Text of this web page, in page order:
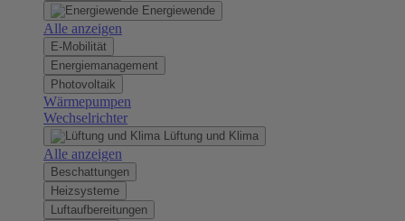
Energiewende
Alle anzeigen
E-Mobilität
Energiemanagement
Photovoltaik
Wärmepumpen
Wechselrichter
Lüftung und Klima
Alle anzeigen
Beschattungen
Heizsysteme
Luftaufbereitungen